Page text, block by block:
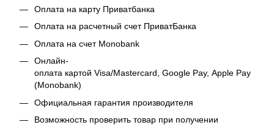
Оплата на карту Приватбанка
Оплата на расчетный счет ПриватБанка
Оплата на счет Monobank
Онлайн-
оплата картой Visa/Mastercard, Google Pay, Apple Pay
(Monobank)
Официальная гарантия производителя
Возможность проверить товар при получении